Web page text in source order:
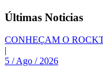
Últimas Noticias
CONHEÇAM O
|
5 / Ago / 2026